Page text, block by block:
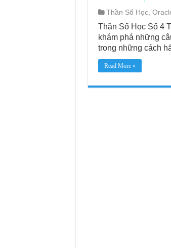
Thần Số Học,
Thần Số Học Số 4
khám phá những
trong những cách
Read More »